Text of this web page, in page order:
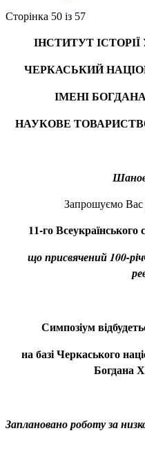
Сторінка 50 із 57
ІНСТИТУТ
ЧЕРКАСЬКИЙ
ІМЕНІ
НАУКОВЕ
Запрошуємо Вас
11-го Всеукраїнського
що присвячений 100-
Симпозіум
на базі Черкаського
Богдана
Заплановано роботу за